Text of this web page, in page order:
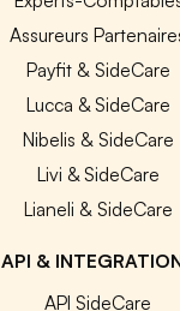
Assureurs
Payfit & SideCare
Lucca & SideCare
Nibelis & SideCare
Livi & SideCare
Lianeli & SideCare
API &
API SideCare